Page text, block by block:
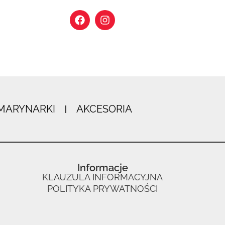
AKCESORIA
Informacje
KLAUZULA INFORMACYJNA
POLITYKA PRYWATNOŚCI